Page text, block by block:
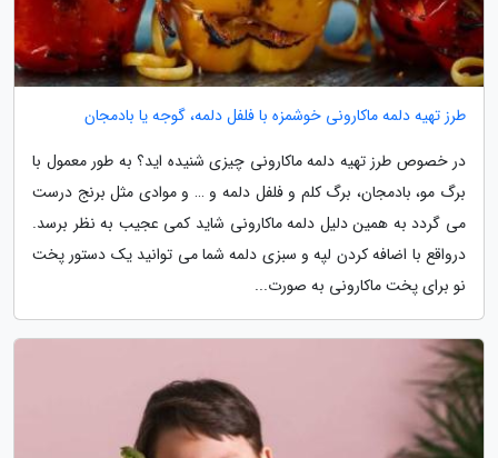
طرز تهیه دلمه ماکارونی خوشمزه با فلفل دلمه، گوجه یا بادمجان
در خصوص طرز تهیه دلمه ماکارونی چیزی شنیده اید؟ به طور معمول با
برگ مو، بادمجان، برگ کلم و فلفل دلمه و … و موادی مثل برنج درست
می گردد به همین دلیل دلمه ماکارونی شاید کمی عجیب به نظر برسد.
درواقع با اضافه کردن لپه و سبزی دلمه شما می توانید یک دستور پخت
نو برای پخت ماکارونی به صورت...